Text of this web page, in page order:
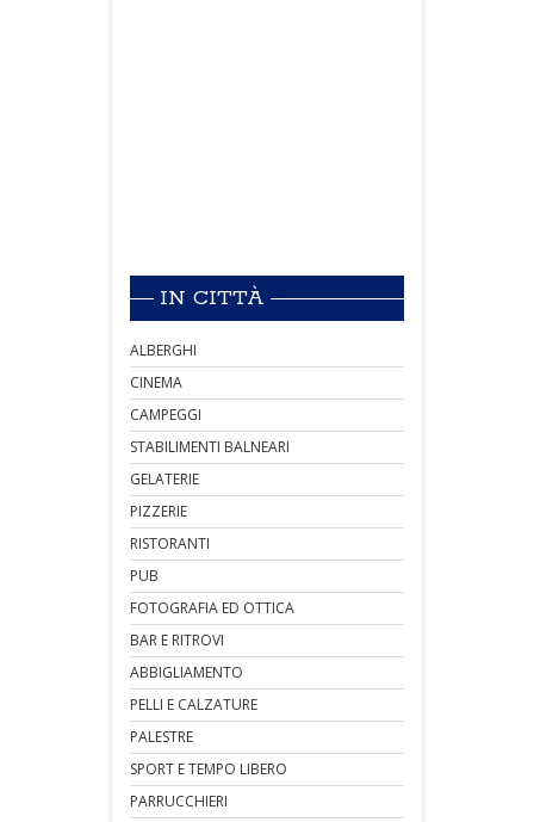
IN CITTÀ
ALBERGHI
CINEMA
CAMPEGGI
STABILIMENTI BALNEARI
GELATERIE
PIZZERIE
RISTORANTI
PUB
FOTOGRAFIA ED OTTICA
BAR E RITROVI
ABBIGLIAMENTO
PELLI E CALZATURE
PALESTRE
SPORT E TEMPO LIBERO
PARRUCCHIERI